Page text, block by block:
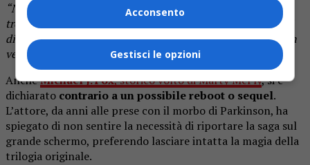
“Non c’è bisogno di tornare indietro a quel bene. Hai visto
troppe persone tornare indietro, troppe volte. I personaggi
di Ritorno al Futuro sono la mia famiglia, i miei figli. E non
vendi i tuoi figli”.
AncheMichael J. Fox, storico volto di Marty McFly, si è
dichiarato contrario a un possibile reboot o sequel.
L’attore, da anni alle prese con il morbo di Parkinson, ha
spiegato di non sentire la necessità di riportare la saga sul
grande schermo, preferendo lasciare intatta la magia della
trilogia originale.
Acconsento
Gestisci le opzioni